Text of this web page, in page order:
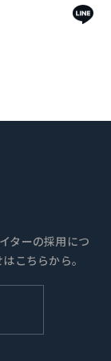
ターの採用につ
こちらから。